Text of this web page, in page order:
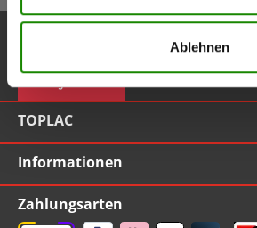
Ablehnen
Service-Hotline
TOPLAC
Informationen
Zahlungsarten